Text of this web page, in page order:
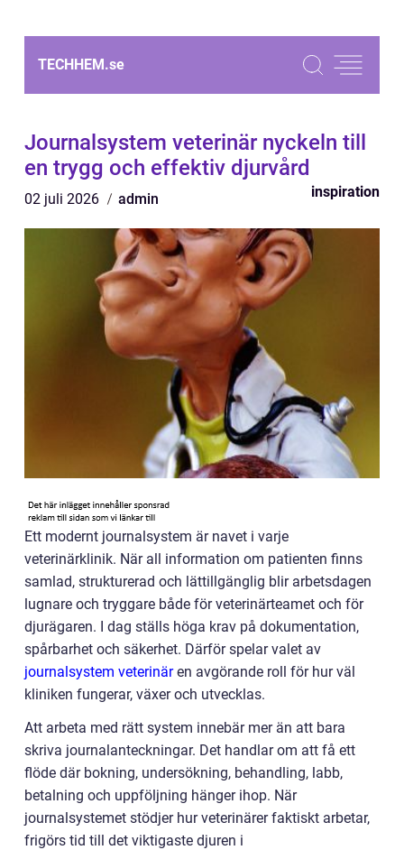
TECHHEM.se
Journalsystem veterinär nyckeln till
en trygg och effektiv djurvård
02 juli 2026 admin inspiration
Ett modernt journalsystem är navet i varje
veterinärklinik. När all information om patienten finns
samlad, strukturerad och lättillgänglig blir arbetsdagen
lugnare och tryggare både för veterinärteamet och för
djurägaren. I dag ställs höga krav på dokumentation,
spårbarhet och säkerhet. Därför spelar valet av
journalsystem veterinären avgörande roll för hur väl
kliniken fungerar, växer och utvecklas.
Att arbeta med rätt system innebär mer än att bara
skriva journalanteckningar. Det handlar om att få ett
flöde där bokning, undersökning, behandling, labb,
betalning och uppföljning hänger ihop. När
journalsystemet stödjer hur veterinärer faktiskt arbetar,
frigörs tid till det viktigaste djuren i